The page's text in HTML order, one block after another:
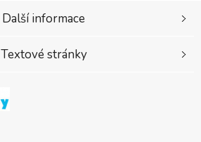
Další informace
Textové stránky